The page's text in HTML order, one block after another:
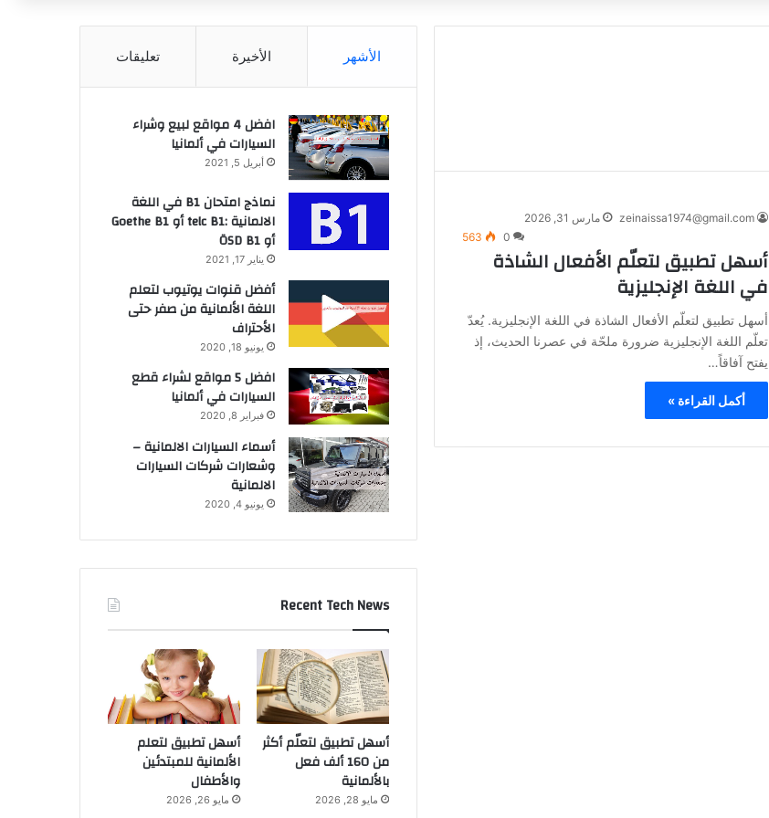
zeinaissa1974@gmail.com
مارس 31, 2026
0
563
أسهل تطبيق لتعلّم الأفعال الشاذة
في اللغة الإنجليزية
أسهل تطبيق لتعلّم الأفعال الشاذة في اللغة الإنجليزية. يُعدّ
تعلّم اللغة الإنجليزية ضرورة ملحّة في عصرنا الحديث، إذ
يفتح آفاقاً…
أكمل القراءة »
الأشهر الأخيرة تعليقات
افضل 4 مواقع لبيع وشراء
السيارات في ألمانيا
أبريل 5, 2021
نماذج امتحان B1 في اللغة
الالمانية :telc B1 أو Goethe B1
أو ÖSD B1
يناير 17, 2021
أفضل قنوات يوتيوب لتعلم
اللغة الألمانية من صفر حتى
الأحتراف
يونيو 18, 2020
افضل 5 مواقع لشراء قطع
السيارات في ألمانيا
فبراير 8, 2020
أسماء السيارات الالمانية –
وشعارات شركات السيارات
الالمانية
يونيو 4, 2020
Recent Tech News
أسهل تطبيق لتعلّم أكثر
من 160 ألف فعل
بالألمانية
مايو 28, 2026
أسهل تطبيق لتعلم
الألمانية للمبتدئين
والأطفال
مايو 26, 2026